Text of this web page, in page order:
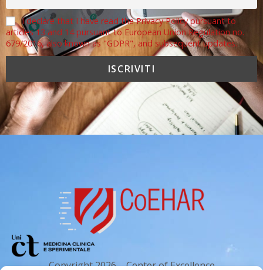
I declare that I have read the Privacy Policy pursuant to
articles 13 and 14 pursuant to European Union Regulation no.
679/2016, also known as "GDPR", and subsequent updates.
Copyright 2026 – Center of Excellence